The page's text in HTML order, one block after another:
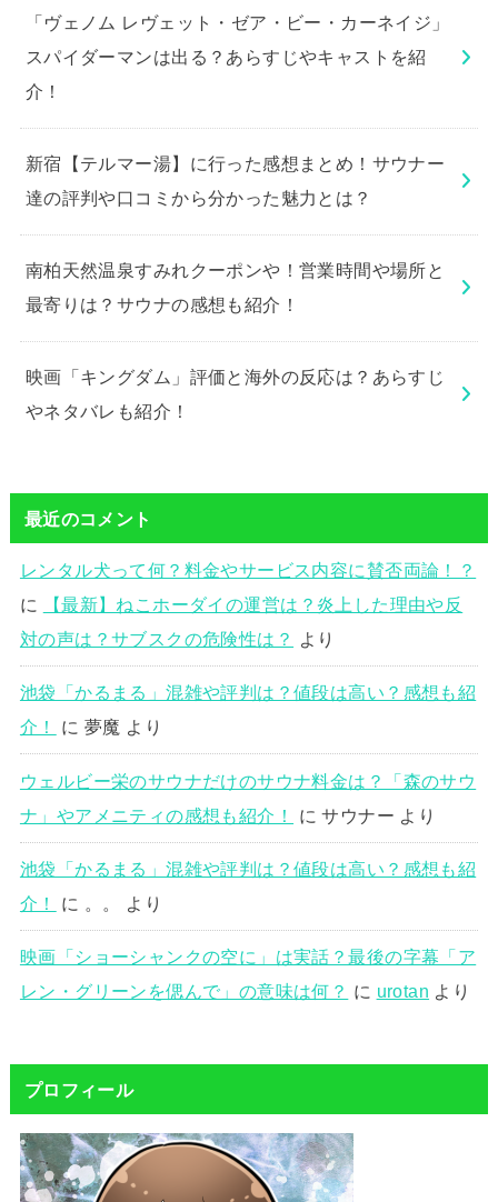
「ヴェノム レヴェット・ゼア・ビー・カーネイジ」
スパイダーマンは出る？あらすじやキャストを紹
介！
新宿【テルマー湯】に行った感想まとめ！サウナー
達の評判や口コミから分かった魅力とは？
南柏天然温泉すみれクーポンや！営業時間や場所と
最寄りは？サウナの感想も紹介！
映画「キングダム」評価と海外の反応は？あらすじ
やネタバレも紹介！
最近のコメント
レンタル犬って何？料金やサービス内容に賛否両論！？
に
【最新】ねこホーダイの運営は？炎上した理由や反
対の声は？サブスクの危険性は？
より
池袋「かるまる」混雑や評判は？値段は高い？感想も紹
介！
に 夢魔 より
ウェルビー栄のサウナだけのサウナ料金は？「森のサウ
ナ」やアメニティの感想も紹介！
にサウナー より
池袋「かるまる」混雑や評判は？値段は高い？感想も紹
介！
に 。。 より
映画「ショーシャンクの空に」は実話？最後の字幕「ア
レン・グリーンを偲んで」の意味は何？ に urotan より
プロフィール